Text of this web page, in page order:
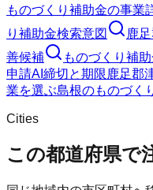
ものづくり補助金の事業
り補助金検索意図 鹿
善候補
ものづくり補
申請AI 締切と期限鹿足郡
業を選ぶ島根のものづく
Cities
この都道府県で